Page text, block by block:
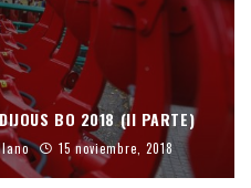
BO 2018 (II PARTE)
15 noviembre, 2018